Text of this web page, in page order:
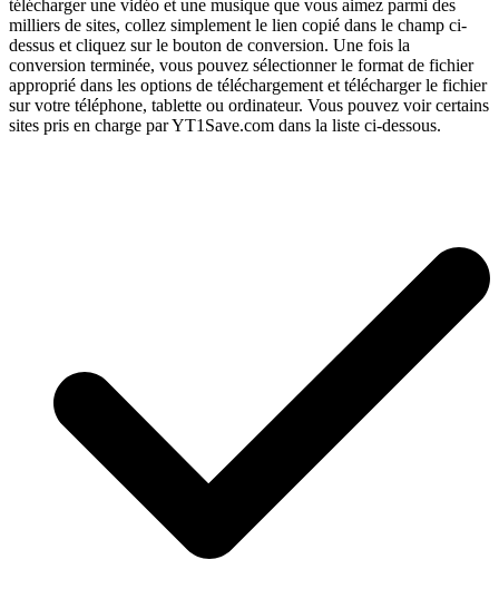
télécharger une vidéo et une musique que vous aimez parmi des
milliers de sites, collez simplement le lien copié dans le champ ci-
dessus et cliquez sur le bouton de conversion. Une fois la
conversion terminée, vous pouvez sélectionner le format de fichier
approprié dans les options de téléchargement et télécharger le fichier
sur votre téléphone, tablette ou ordinateur. Vous pouvez voir certains
sites pris en charge par YT1Save.com dans la liste ci-dessous.